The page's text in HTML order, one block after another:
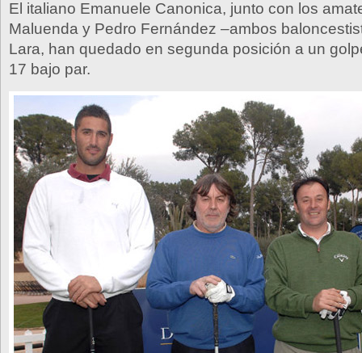
El italiano Emanuele Canonica, junto con los
Maluenda y Pedro Fernández –ambos
Lara, han quedado en segunda posición a un
17 bajo par.